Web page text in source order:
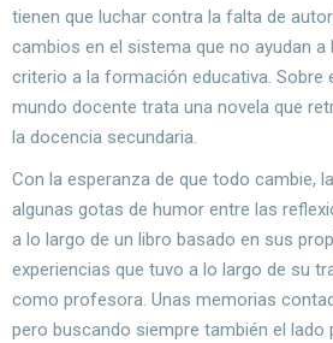
tienen que luchar contra la falta de
cambios en el sistema que no ayudan a
criterio a la formación educativa. Sobre
mundo docente trata una novela que
la docencia secundaria.
Con la esperanza de que todo cambie,
algunas gotas de humor entre las
a lo largo de un libro basado en sus
experiencias que tuvo a lo largo de su
como profesora. Unas memorias
pero buscando siempre también el lado